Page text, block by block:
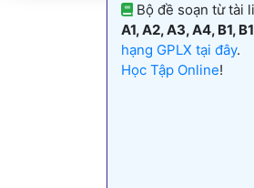
Bộ đề soạn từ tài
A1, A2, A3, A4, B1,
hạng GPLX tại đây.
Học Tập Online!